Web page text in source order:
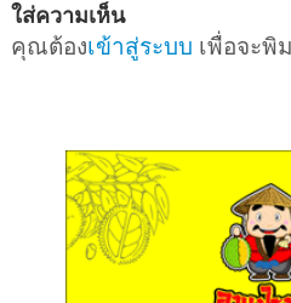
ใส่ความเห็น
คุณต้องเข้าสู่ระบบ เพื่อจะพิ